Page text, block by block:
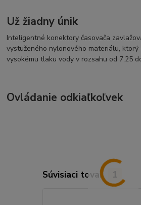
Už žiadny únik
Inteligentné konektory časovača
vystuženého nylonového materiálu,
vysokému tlaku vody v rozsahu od 7,25
Ovládanie odkiaľkoľvek
Súvisiaci tovar 1